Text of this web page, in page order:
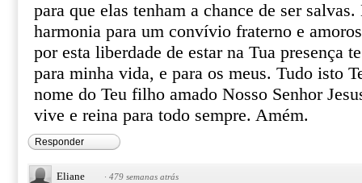
para que elas tenham a chance de ser salvas.
harmonia para um convívio fraterno e
por esta liberdade de estar na Tua presença
para minha vida, e para os meus. Tudo isto
nome do Teu filho amado Nosso Senhor
vive e reina para todo sempre. Amém.
Responder
Eliane · 479 semanas atrás